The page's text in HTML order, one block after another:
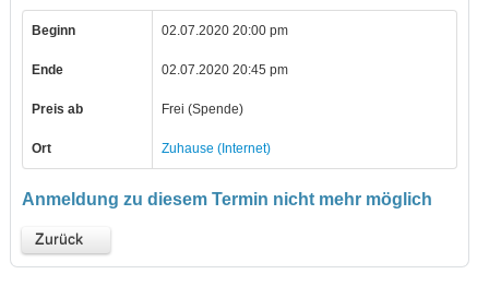
Beginn 02.07.2020 20:00 pm
Ende 02.07.2020 20:45 pm
Preis ab Frei (Spende)
Ort Zuhause (Internet)
Anmeldung zu diesem Termin nicht mehr möglich
Zurück